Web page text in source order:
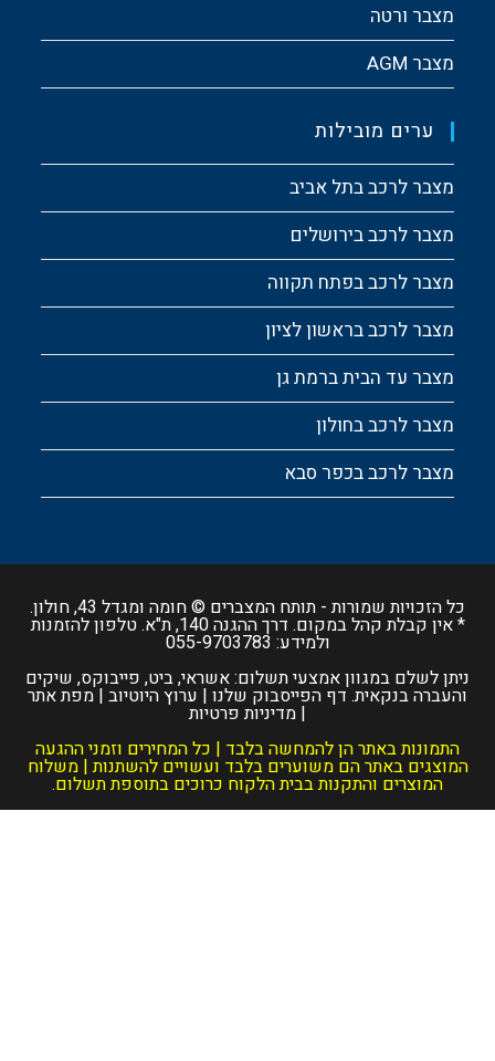
מצבר ורטה
מצבר AGM
ערים מובילות
מצבר לרכב בתל אביב
מצבר לרכב בירושלים
מצבר לרכב בפתח תקווה
מצבר לרכב בראשון לציון
מצבר עד הבית ברמת גן
מצבר לרכב בחולון
מצבר לרכב בכפר סבא
כל הזכויות שמורות - תותח המצברים © חומה ומגדל 43, חולון.
* אין קבלת קהל במקום. דרך ההגנה 140, ת"א. טלפון להזמנות
ולמידע: 055-9703783
ניתן לשלם במגוון אמצעי תשלום: אשראי, ביט, פייבוקס, שיקים
והעברה בנקאית.דף הפייסבוק שלנו | ערוץ היוטיוב |מפת אתר
| מדיניות פרטיות
התמונות באתר הן להמחשה בלבד | כל המחירים וזמני ההגעה
המוצגים באתר הם משוערים בלבד ועשויים להשתנות | משלוח
המוצרים והתקנות בבית הלקוח כרוכים בתוספת תשלום.